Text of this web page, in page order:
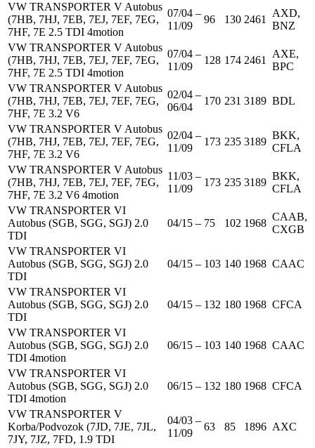
VW TRANSPORTER V Autobus
(7HB, 7HJ, 7EB, 7EJ, 7EF, 7EG,
7HF, 7E 2.5 TDI 4motion
07/04 –
11/09
96 130 2461
AXD,
BNZ
VW TRANSPORTER V Autobus
(7HB, 7HJ, 7EB, 7EJ, 7EF, 7EG,
7HF, 7E 2.5 TDI 4motion
07/04 –
11/09
128 174 2461
AXE,
BPC
VW TRANSPORTER V Autobus
(7HB, 7HJ, 7EB, 7EJ, 7EF, 7EG,
7HF, 7E 3.2 V6
02/04 –
06/04
170 231 3189 BDL
VW TRANSPORTER V Autobus
(7HB, 7HJ, 7EB, 7EJ, 7EF, 7EG,
7HF, 7E 3.2 V6
02/04 –
11/09
173 235 3189
BKK,
CFLA
VW TRANSPORTER V Autobus
(7HB, 7HJ, 7EB, 7EJ, 7EF, 7EG,
7HF, 7E 3.2 V6 4motion
11/03 –
11/09
173 235 3189
BKK,
CFLA
VW TRANSPORTER VI
Autobus (SGB, SGG, SGJ) 2.0
TDI
04/15 – 75 102 1968
CAAB,
CXGB
VW TRANSPORTER VI
Autobus (SGB, SGG, SGJ) 2.0
TDI
04/15 – 103 140 1968 CAAC
VW TRANSPORTER VI
Autobus (SGB, SGG, SGJ) 2.0
TDI
04/15 – 132 180 1968 CFCA
VW TRANSPORTER VI
Autobus (SGB, SGG, SGJ) 2.0
TDI 4motion
06/15 – 103 140 1968 CAAC
VW TRANSPORTER VI
Autobus (SGB, SGG, SGJ) 2.0
TDI 4motion
06/15 – 132 180 1968 CFCA
VW TRANSPORTER V
Korba/Podvozok (7JD, 7JE, 7JL,
7JY, 7JZ, 7FD, 1.9 TDI
04/03 –
11/09
63 85 1896 AXC